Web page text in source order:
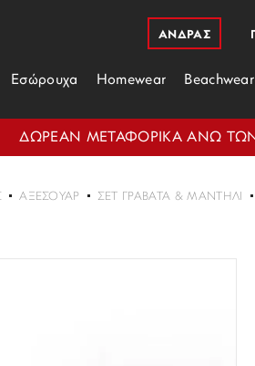
ΑΝΔΡΑΣ
Εσώρουχα Homewear Beachwear
ΔΩΡΕΑΝ ΜΕΤΑΦΟΡΙΚΑ ΑΝΩ
ΑΞΕΣΟΥΆΡ ΣΕΤ ΓΡΑΒΆΤΑ & ΜΑΝΤΉΛΙ